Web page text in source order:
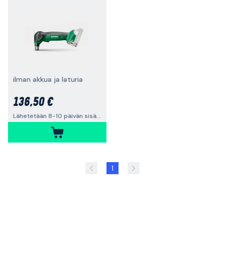
ilman akkua ja laturia
136,50 €
Lähetetään 8-10 päivän sisällä
1